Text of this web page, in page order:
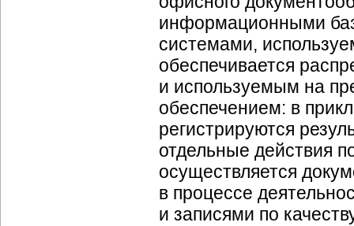
информационными
системами,
обеспечивается
и используемым на
обеспечением: в
регистрируются
отдельные действия
осуществляется
в процессе
и записями по